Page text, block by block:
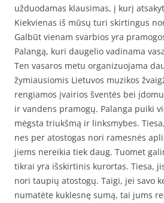
užduodamas klausimas, į kurį
Kiekvienas iš mūsų turi skirtingus
Galbūt vienam svarbios yra
Palangą, kuri daugelio vadinama
Ten vasaros metu organizuojama
žymiausiomis Lietuvos muzikos
rengiamos įvairios šventės bei
ir vandens pramogų. Palanga puiki
mėgsta triukšmą ir linksmybes.
nes per atostogas nori ramesnės
jiems nereikia tiek daug. Tuomet
tikrai yra išskirtinis kurortas. Tiesa,
nori taupių atostogų. Taigi, jei savo
numatėte kuklesnę sumą, tai jums